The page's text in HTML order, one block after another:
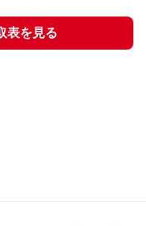
表を見る